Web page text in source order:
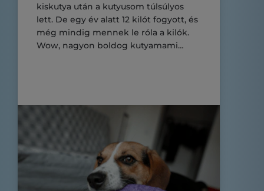
kiskutya után a kutyusom túlsúlyos
lett. De egy év alatt 12 kilót fogyott, és
még mindig mennek le róla a kilók.
Wow, nagyon boldog kutyamami